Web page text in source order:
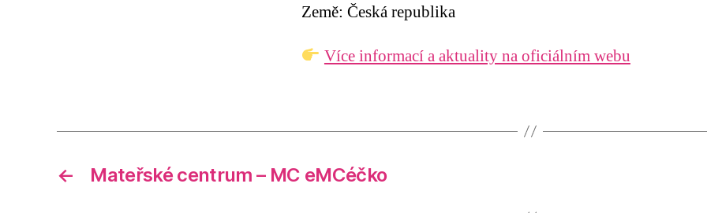
Země: Česká republika
Více informací a aktuality na oficiálním webu
← Mateřské centrum – MC eMCéčko